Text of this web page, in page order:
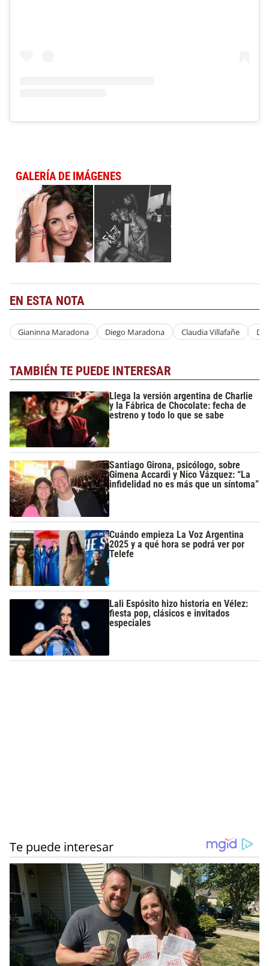
GALERÍA DE IMÁGENES
EN ESTA NOTA
Gianinna Maradona Diego Maradona Claudia Villafañe
TAMBIÉN TE PUEDE INTERESAR
Llega la versión argentina de Charlie
y la Fábrica de Chocolate: fecha de
estreno y todo lo que se sabe
Santiago Girona, psicólogo, sobre
Gimena Accardi y Nico Vázquez: “La
infidelidad no es más que un síntoma”
Cuándo empieza La Voz Argentina
2025 y a qué hora se podrá ver por
Telefe
Lali Espósito hizo historia en Vélez:
fiesta pop, clásicos e invitados
especiales